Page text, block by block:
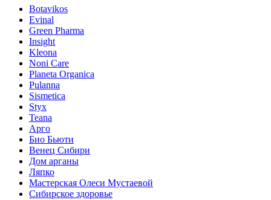
Botavikos
Evinal
Green Pharma
Insight
Kleona
Noni Care
Planeta Organica
Pulanna
Sismetica
Styx
Teana
Арго
Био Бьюти
Венец Сибири
Дом арганы
Ляпко
Мастерская Олеси Мустаевой
Сибирское здоровье